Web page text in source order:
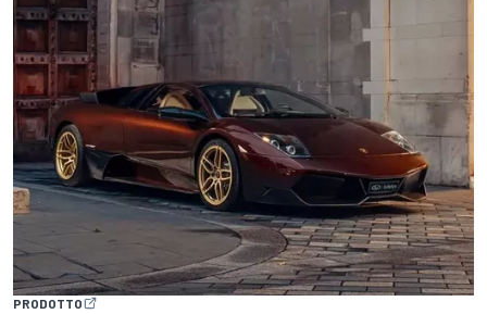
PRODOTTO